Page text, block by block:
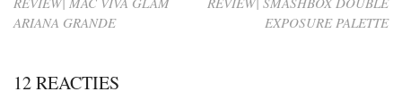
ARIANA GRANDE
EXPOSURE PALETTE
12 REACTIES